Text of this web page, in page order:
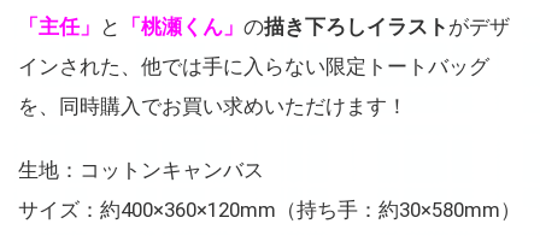
「主任」 と 「桃瀬くん」 の描き下ろしイラスト がデザ
インされた、他では手に入らない限定トートバッグ
を、同時購入でお買い求めいただけます！
生地：コットンキャンバス
サイズ：約400×360×120mm（持ち手：約30×580mm）